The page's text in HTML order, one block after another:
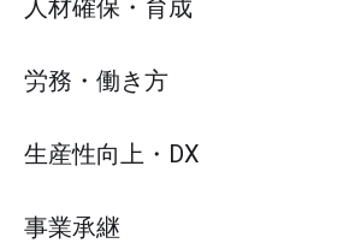
人材確保・育成
労務・働き方
生産性向上・DX
事業承継